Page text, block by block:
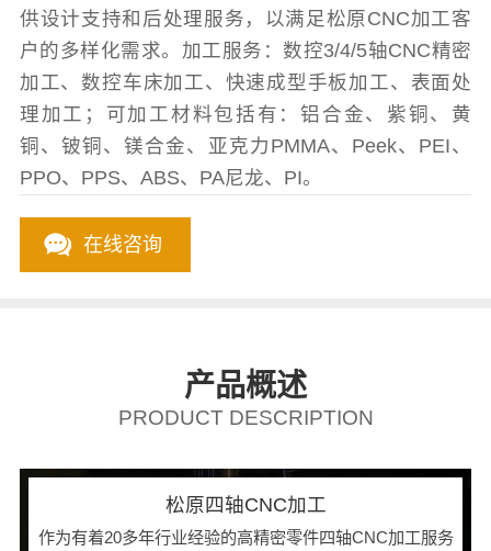
供设计支持和后处理服务，以满足松原CNC加工客
户的多样化需求。加工服务：数控3/4/5轴CNC精密
加工、数控车床加工、快速成型手板加工、表面处
理加工；可加工材料包括有：铝合金、紫铜、黄
铜、铍铜、镁合金、亚克力PMMA、Peek、PEI、
PPO、PPS、ABS、PA尼龙、PI。
在线咨询
产品概述
PRODUCT DESCRIPTION
松原四轴CNC加工
作为有着20多年行业经验的高精密零件四轴CNC加工服务